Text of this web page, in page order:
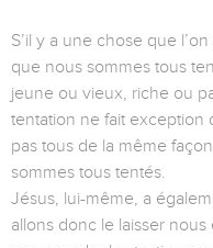
S’il y a une chose que
que nous sommes tous
jeune ou vieux, riche ou
tentation ne fait exception
pas tous de la même
sommes tous tentés.
Jésus, lui-même, a
allons donc le laisser